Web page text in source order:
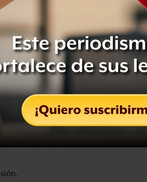
con funcionarios rusos,
secreto inicialmente.
al FBIsobre su reunión con
el cargo. El asesor
reuniones con presuntos
ruso durante la campaña
Clinton.